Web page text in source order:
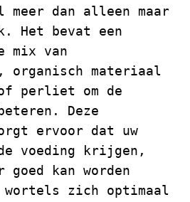
meer dan alleen maar
Het bevat een
mix van
organisch materiaal
perliet om de
Deze
ervoor dat uw
voeding krijgen,
kan worden
wortels zich optimaal